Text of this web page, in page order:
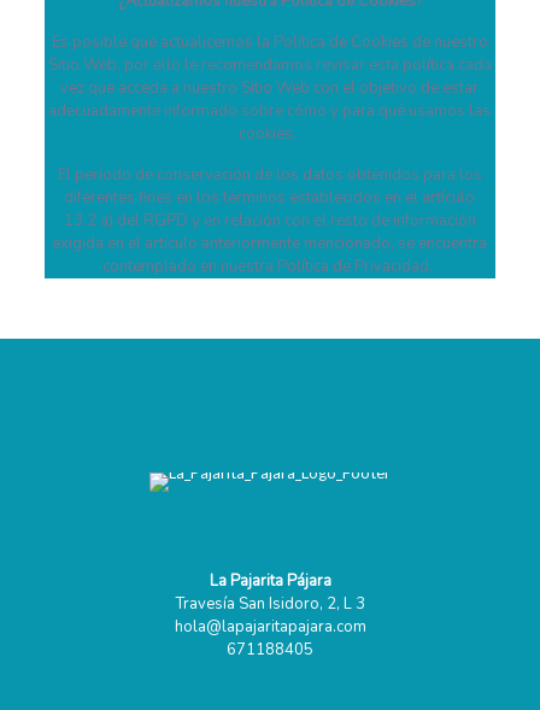
Es posible que actualicemos la Política de Cookies de nuestro
Sitio Web, por ello le recomendamos revisar esta política cada
vez que acceda a nuestro Sitio Web con el objetivo de estar
adecuadamente informado sobre cómo y para qué usamos las
cookies.
El periodo de conservación de los datos obtenidos para los
diferentes fines en los términos establecidos en el artículo
13.2 a) del RGPD y en relación con el resto de información
exigida en el artículo anteriormente mencionado, se encuentra
contemplado en nuestra Política de Privacidad.
La Pajarita Pájara
Travesía San Isidoro, 2, L 3
hola@lapajaritapajara.com
671188405